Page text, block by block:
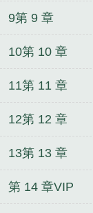
9第 9 章
10第 10 章
11第 11 章
12第 12 章
13第 13 章
第 14 章VIP